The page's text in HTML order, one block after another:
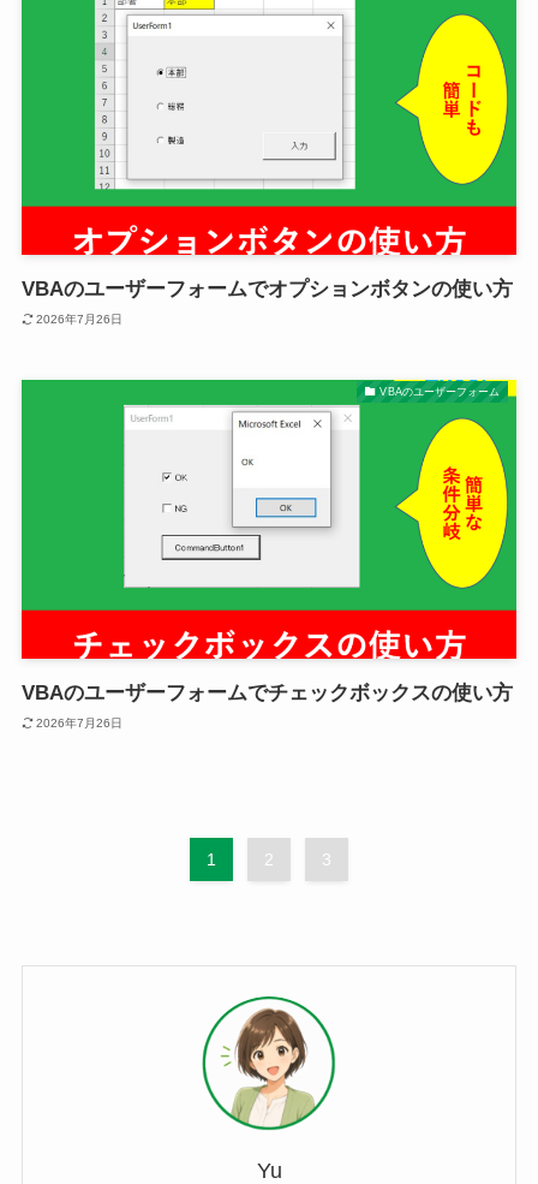
VBAのユーザーフォームでオプションボタンの使い方
2026年7月26日
VBAのユーザーフォーム
VBAのユーザーフォームでチェックボックスの使い方
2026年7月26日
1 2 3
Yu